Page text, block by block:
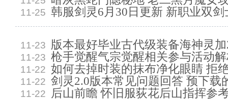
11-25 韩服剑灵6月30日更新 新职业双剑
11-23 版本最好毕业古代级装备海神灵
11-23 枪手觉醒气宗觉醒相关参与活动
11-22 如何去掉时装的抹布净化眼睛 拒
11-22 剑灵2.0版本常见问题回答 预下载
11-22 后山前瞻 怀旧服荻花后山指挥参